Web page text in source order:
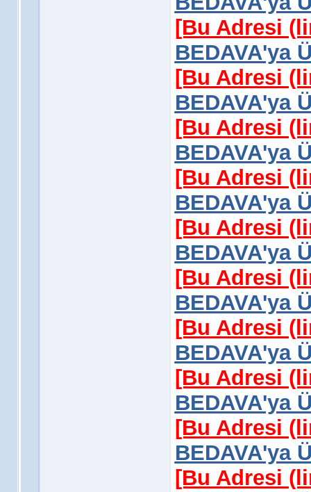
[Bu Adresi
BEDAVA'ya
[Bu Adresi
BEDAVA'ya
[Bu Adresi
BEDAVA'ya
[Bu Adresi
BEDAVA'ya
[Bu Adresi
BEDAVA'ya
[Bu Adresi
BEDAVA'ya
[Bu Adresi
BEDAVA'ya
[Bu Adresi
BEDAVA'ya
[Bu Adresi
BEDAVA'ya
[Bu Adresi